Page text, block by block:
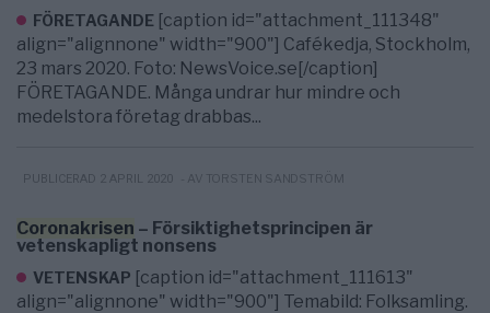
FÖRETAGANDE [caption id="attachment_111348"
align="alignnone" width="900"] Cafékedja, Stockholm,
23 mars 2020. Foto: NewsVoice.se[/caption]
FÖRETAGANDE. Många undrar hur mindre och
medelstora företag drabbas...
PUBLICERAD 2 APRIL 2020 - AV TORSTEN SANDSTRÖM
Coronakrisen – Försiktighetsprincipen är
vetenskapligt nonsens
VETENSKAP [caption id="attachment_111613"
align="alignnone" width="900"] Temabild: Folksamling.